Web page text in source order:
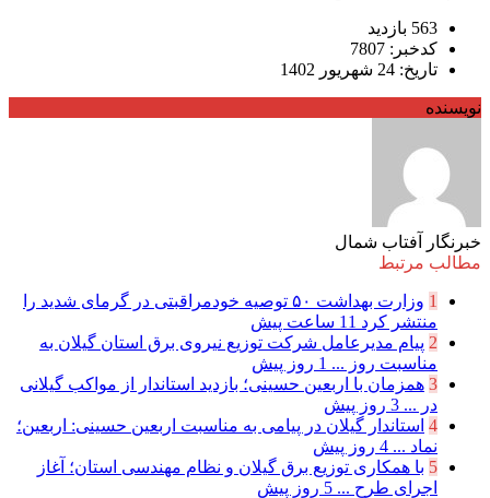
563 بازدید
کدخبر: 7807
تاریخ: 24 شهریور 1402
نویسنده
خبرنگار آفتاب شمال
مطالب مرتبط
1
وزارت بهداشت ۵۰ توصیه خودمراقبتی در گرمای شدید را
منتشر کرد 11 ساعت پیش
2 پیام مدیرعامل شركت توزیع نیروی برق استان گیلان به
مناسبت روز ... 1 روز پیش
3 همزمان با اربعین حسینی؛ بازدید استاندار از مواکب گیلانی
در ... 3 روز پیش
4 استاندار گیلان در پیامی به مناسبت اربعین حسینی: اربعین؛
نماد ... 4 روز پیش
5 با همکاری توزیع برق گیلان و نظام مهندسی استان؛ آغاز
اجرای طرح ... 5 روز پیش